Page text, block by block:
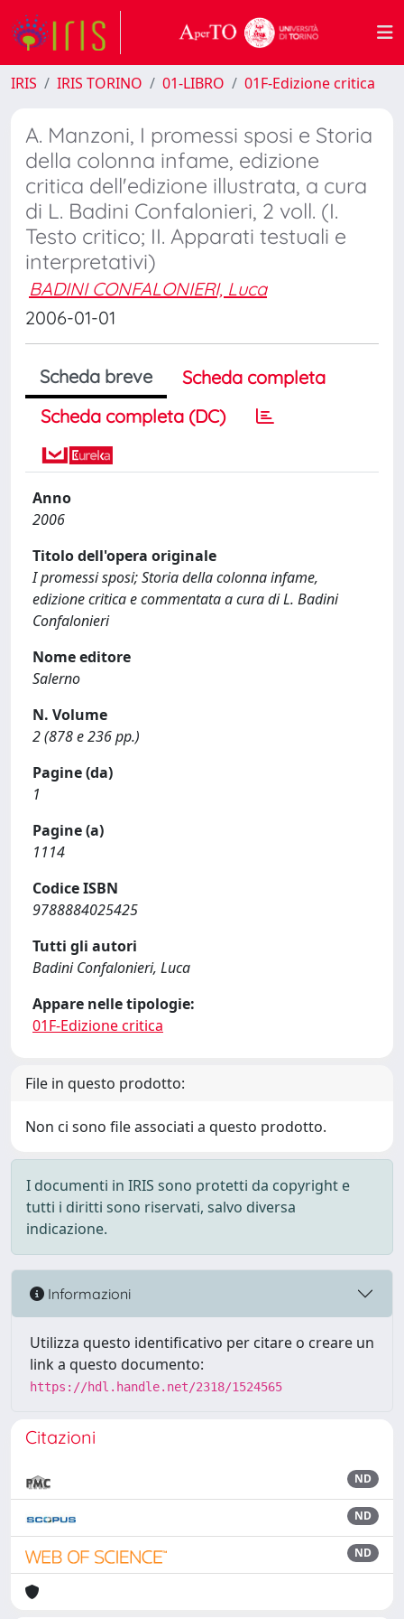
IRIS IRIS TORINO 01-LIBRO 01F-Edizione critica
A. Manzoni, I promessi sposi e Storia
della colonna infame, edizione
critica dell'edizione illustrata, a cura
di L. Badini Confalonieri, 2 voll. (I.
Testo critico; II. Apparati testuali e
interpretativi)
BADINI CONFALONIERI, Luca
2006-01-01
Scheda breve
Scheda completa
Scheda completa (DC)
Anno
2006
Titolo dell'opera originale
I promessi sposi; Storia della colonna infame,
edizione critica e commentata a cura di L. Badini
Confalonieri
Nome editore
Salerno
N. Volume
2 (878 e 236 pp.)
Pagine (da)
1
Pagine (a)
1114
Codice ISBN
9788884025425
Tutti gli autori
Badini Confalonieri, Luca
Appare nelle tipologie:
01F-Edizione critica
File in questo prodotto:
Non ci sono file associati a questo prodotto.
I documenti in IRIS sono protetti da copyright e
tutti i diritti sono riservati, salvo diversa
indicazione.
Informazioni
Utilizza questo identificativo per citare o creare un
link a questo documento:
https://hdl.handle.net/2318/1524565
Citazioni
ND
ND
ND